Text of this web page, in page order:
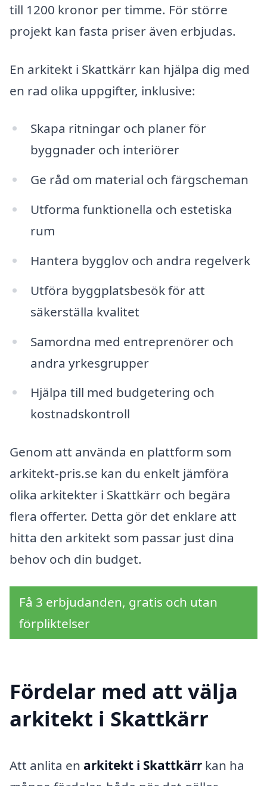
till 1200 kronor per timme. För större
projekt kan fasta priser även erbjudas.
En arkitekt i Skattkärr kan hjälpa dig med
en rad olika uppgifter, inklusive:
Skapa ritningar och planer för
byggnader och interiörer
Ge råd om material och färgscheman
Utforma funktionella och estetiska
rum
Hantera bygglov och andra regelverk
Utföra byggplatsbesök för att
säkerställa kvalitet
Samordna med entreprenörer och
andra yrkesgrupper
Hjälpa till med budgetering och
kostnadskontroll
Genom att använda en plattform som
arkitekt-pris.se kan du enkelt jämföra
olika arkitekter i Skattkärr och begära
flera offerter. Detta gör det enklare att
hitta den arkitekt som passar just dina
behov och din budget.
Få 3 erbjudanden, gratis och utan
förpliktelser
Fördelar med att välja
arkitekt i Skattkärr
Att anlita en arkitekt i Skattkärr kan ha